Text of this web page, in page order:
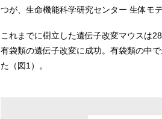
つが、生命機能科学研究センター 生体モ
これまでに樹立した遺伝子改変マウスは
有袋類の遺伝子改変に成功。有袋類の中
た（図1）。